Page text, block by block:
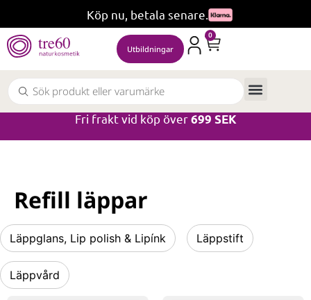
Köp nu, betala senare.
Utbildningar
0
Fri frakt vid köp över699 SEK
Refill läppar
Läppglans, Lip polish & Lipínk Läppstift
Läppvård